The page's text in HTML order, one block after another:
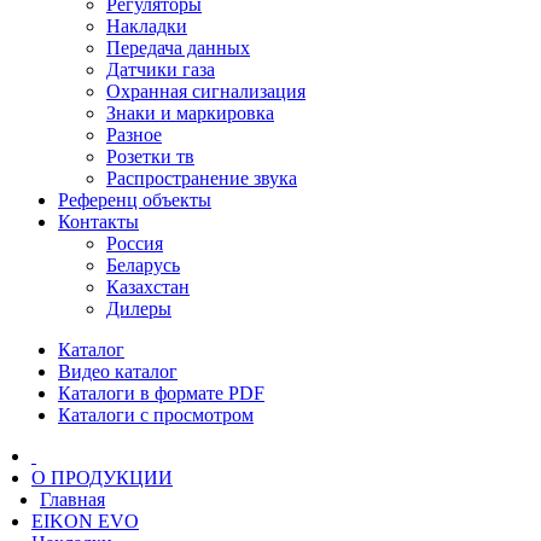
Регуляторы
Накладки
Передача данных
Датчики газа
Охранная сигнализация
Знаки и маркировка
Разное
Розетки тв
Распространение звука
Референц объекты
Контакты
Россия
Беларусь
Казахстан
Дилеры
Каталог
Видео каталог
Каталоги в формате PDF
Каталоги с просмотром
О ПРОДУКЦИИ
Главная
EIKON EVO